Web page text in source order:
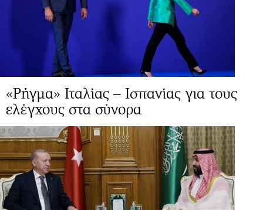
«Ρήγμα» Ιταλίας – Ισπανίας για τους
ελέγχους στα σύνορα